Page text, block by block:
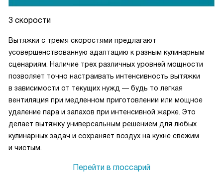
3 скорости
Вытяжки с тремя скоростями предлагают
усовершенствованную адаптацию к разным кулинарным
сценариям. Наличие трех различных уровней мощности
позволяет точно настраивать интенсивность вытяжки
в зависимости от текущих нужд — будь то легкая
вентиляция при медленном приготовлении или мощное
удаление пара и запахов при интенсивной жарке. Это
делает вытяжку универсальным решением для любых
кулинарных задач и сохраняет воздух на кухне свежим
и чистым.
Перейти в глоссарий